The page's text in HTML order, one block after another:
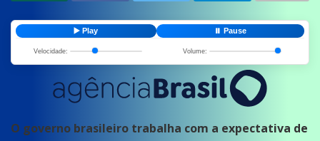
▶️ Play ⏸️ Pause
Velocidade: Volume:
O governo brasileiro trabalha com a expectativa de